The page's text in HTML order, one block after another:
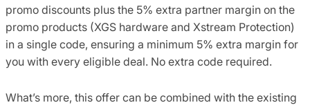
promo discounts plus the 5% extra partner margin on the
promo products (XGS hardware and Xstream Protection)
in a single code, ensuring a minimum 5% extra margin for
you with every eligible deal. No extra code required.
What’s more, this offer can be combined with the existing